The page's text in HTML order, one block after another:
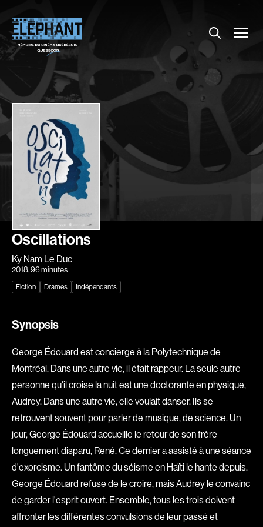
Menu
Explorer le répertoire
Projections
Entrevues
Nouvelles
À propos
Dossiers
Comment louer un film ?
Contact
About us
Explorer par
Animation
Art
Aventure
Biographiques
Comédies
Érotiques
Étudiants
Famille
Fantastiques
Fiction
Guerre
Historiques
Horreur
Indépendants
Jeunesse
Oscillations
Ky Nam Le Duc
2018, 96 minutes
Fiction Drames Indépendants
Synopsis
George Édouard est concierge à la Polytechnique de
Montréal. Dans une autre vie, il était rappeur. La seule autre
personne qu'il croise la nuit est une doctorante en physique,
Audrey. Dans une autre vie, elle voulait danser. Ils se
retrouvent souvent pour parler de musique, de science. Un
jour, George Édouard accueille le retour de son frère
longuement disparu, René. Ce dernier a assisté à une séance
d'exorcisme. Un fantôme du séisme en Haïti le hante depuis.
George Édouard refuse de le croire, mais Audrey le convainc
de garder l'esprit ouvert. Ensemble, tous les trois doivent
affronter les différentes convulsions de leur passé et